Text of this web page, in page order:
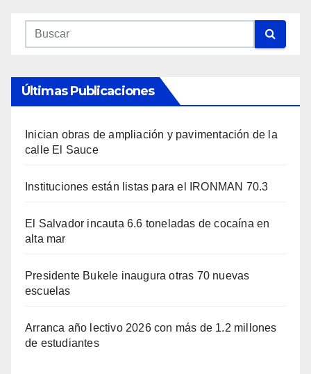
Últimas Publicaciones
Inician obras de ampliación y pavimentación de la
calle El Sauce
Instituciones están listas para el IRONMAN 70.3
El Salvador incauta 6.6 toneladas de cocaína en
alta mar
Presidente Bukele inaugura otras 70 nuevas
escuelas
Arranca año lectivo 2026 con más de 1.2 millones
de estudiantes